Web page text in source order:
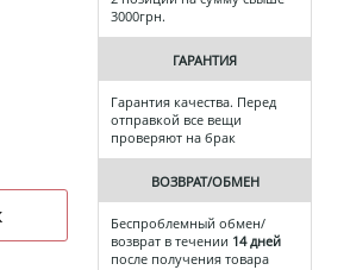
3000грн.
ГАРАНТИЯ
Гарантия качества. Перед
отправкой все вещи
проверяют на брак
ВОЗВРАТ/ОБМЕН
Беспроблемный обмен/
возврат в течении 14 дней
после получения товара